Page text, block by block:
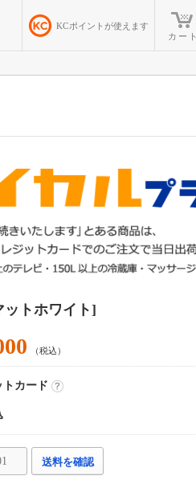
KCポイントが使えます
カート
トホワイト]
（税込）
トカード
送料を確認